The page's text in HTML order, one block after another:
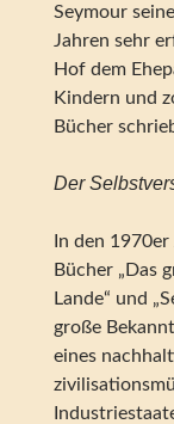
Seymour
Jahren sehr
Hof dem
Kindern und
Bücher
Der
In den
Bücher „Das
Lande“ und
große
eines